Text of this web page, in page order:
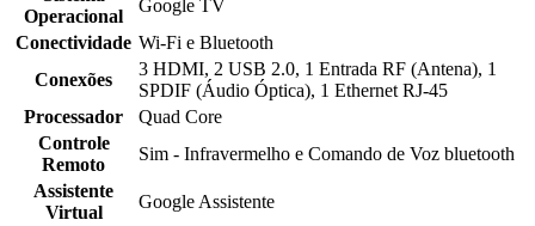
Operacional
Google TV
Conectividade Wi-Fi e Bluetooth
Conexões
3 HDMI, 2 USB 2.0, 1 Entrada RF (Antena), 1
SPDIF (Áudio Óptica), 1 Ethernet RJ-45
Processador
Quad Core
Controle
Remoto
Sim - Infravermelho e Comando de Voz bluetooth
Assistente
Virtual
Google Assistente